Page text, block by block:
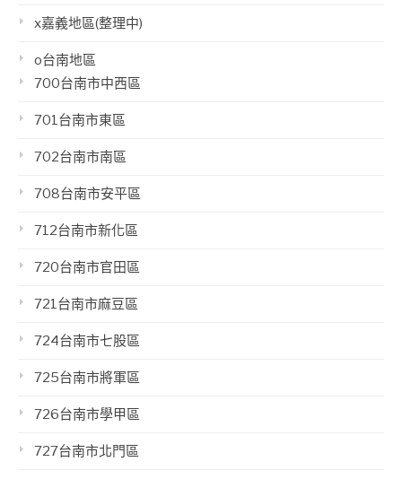
x嘉義地區(整理中)
o台南地區
700台南市中西區
701台南市東區
702台南市南區
708台南市安平區
712台南市新化區
720台南市官田區
721台南市麻豆區
724台南市七股區
725台南市將軍區
726台南市學甲區
727台南市北門區